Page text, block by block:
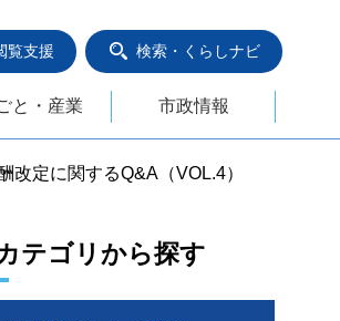
覧支援 検索・くらしナビ
と・産業 市政情報
改定に関するQ&A（VOL.4）
テゴリから探す